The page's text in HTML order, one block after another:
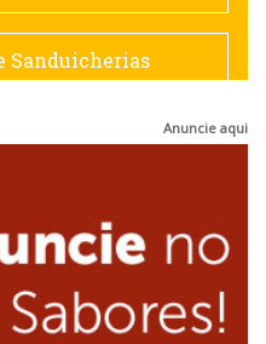
Oriental
Sanduicherias
Anuncie aqui